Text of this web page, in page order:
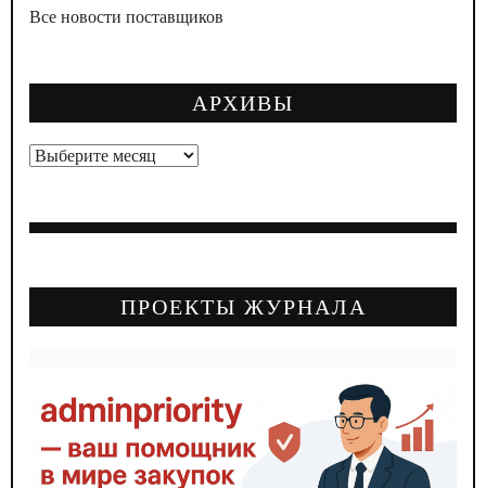
Все новости поставщиков
АРХИВЫ
Архивы
ПРОЕКТЫ ЖУРНАЛА